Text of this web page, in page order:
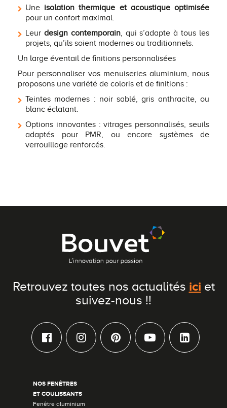
Une isolation thermique et acoustique optimisée
pour un confort maximal.
Leur design contemporain, qui s’adapte à tous les
projets, qu’ils soient modernes ou traditionnels.
Un large éventail de finitions personnalisées
Pour personnaliser vos menuiseries aluminium, nous
proposons une variété de coloris et de finitions :
Teintes modernes : noir sablé, gris anthracite, ou
blanc éclatant.
Options innovantes : vitrages personnalisés, seuils
adaptés pour PMR, ou encore systèmes de
verrouillage renforcés.
Retrouvez toutes nos actualités ici et
suivez-nous !!
NOS FENÊTRES
ET COULISSANTS
Fenêtre aluminium